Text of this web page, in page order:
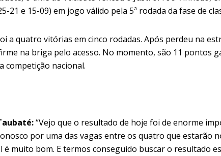
21 e 15-09) em jogo válido pela 5ª rodada da fase de
a quatro vitórias em cinco rodadas. Após perdeu na
na briga pelo acesso. No momento, são 11 pontos
competição nacional.
“Vejo que o resultado de hoje foi de enorme
por uma das vagas entre os quatro que estarão
muito bom. E termos conseguido buscar o resultado